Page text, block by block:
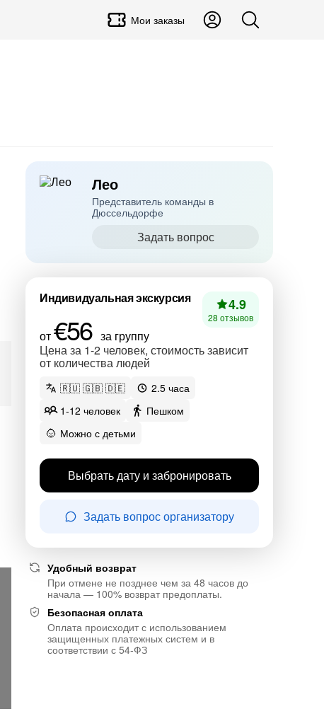
Мои заказы
Лео
Представитель команды в
Дюссельдорфе
Задать вопрос
Индивидуальная экскурсия
от€56 за группу
Цена за 1-2 человек, стоимость зависит
от количества людей
4.9
28 отзывов
🇷🇺 🇬🇧 🇩🇪
2.5 часа
1-12 человек
Пешком
Можно с детьми
Выбрать дату и забронировать
Задать вопрос организатору
Удобный возврат
При отмене не позднее чем за 48 часов до
начала — 100% возврат предоплаты.
Безопасная оплата
Оплата происходит с использованием
защищенных платежных систем и в
соответствии с 54-ФЗ